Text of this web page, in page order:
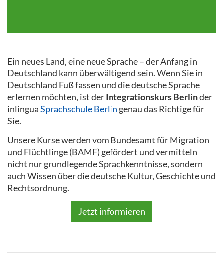
Ein neues Land, eine neue Sprache – der Anfang in
Deutschland kann überwältigend sein. Wenn Sie in
Deutschland Fuß fassen und die deutsche Sprache
erlernen möchten, ist derIntegrationskurs Berlinder
inlinguaSprachschule Berlin genau das Richtige für
Sie.
Unsere Kurse werden vom Bundesamt für Migration
und Flüchtlinge (BAMF) gefördert und vermitteln
nicht nur grundlegende Sprachkenntnisse, sondern
auch Wissen über die deutsche Kultur, Geschichte und
Rechtsordnung.
Jetzt informieren